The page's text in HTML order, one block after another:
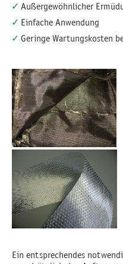
Außergewöhnlicher
Einfache Anwendung
Geringe Wartungskosten
Ein entsprechendes